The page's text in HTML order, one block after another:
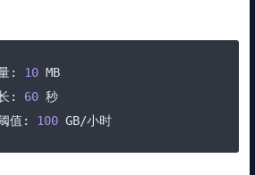
: 10 MB
:
60 秒
值:
100 GB/小时